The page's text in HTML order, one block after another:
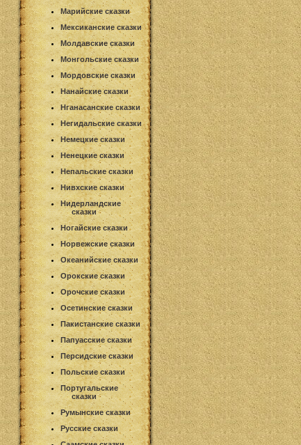
Марийские сказки
Мексиканские сказки
Молдавские сказки
Монгольские сказки
Мордовские сказки
Нанайские сказки
Нганасанские сказки
Негидальские сказки
Немецкие сказки
Ненецкие сказки
Непальские сказки
Нивхские сказки
Нидерландские
сказки
Ногайские сказки
Норвежские сказки
Океанийские сказки
Орокские сказки
Орочские сказки
Осетинские сказки
Пакистанские сказки
Папуасские сказки
Персидские сказки
Польские сказки
Португальские
сказки
Румынские сказки
Русские сказки